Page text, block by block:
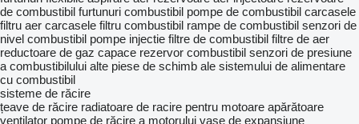
de combustibil furtunuri combustibil pompe de combustibil carcasele
filtru aer carcasele filtru combustibil rampe de combustibil senzori de
nivel combustibil pompe injectie filtre de combustibil filtre de aer
reductoare de gaz capace rezervor combustibil senzori de presiune
a combustibilului alte piese de schimb ale sistemului de alimentare
cu combustibil
sisteme de răcire
țeave de răcire radiatoare de racire pentru motoare apărătoare
ventilator pompe de răcire a motorului vase de expansiune